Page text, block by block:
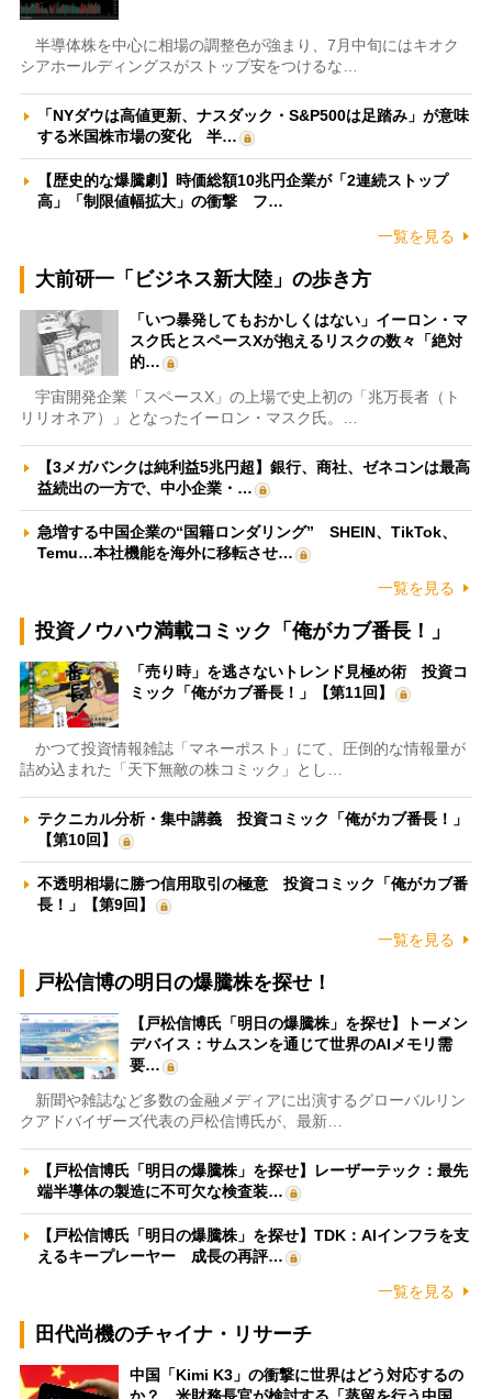
半導体株を中心に相場の調整色が強まり、7月中旬にはキオク
シアホールディングスがストップ安をつけるな…
「NYダウは高値更新、ナスダック・S&P500は足踏み」が意味
する米国株市場の変化 半…
【歴史的な爆騰劇】時価総額10兆円企業が「2連続ストップ
高」「制限値幅拡大」の衝撃 フ…
一覧を見る
大前研一「ビジネス新大陸」の歩き方
「いつ暴発してもおかしくはない」イーロン・マ
スク氏とスペースXが抱えるリスクの数々「絶対
的…
宇宙開発企業「スペースX」の上場で史上初の「兆万長者（ト
リリオネア）」となったイーロン・マスク氏。…
【3メガバンクは純利益5兆円超】銀行、商社、ゼネコンは最高
益続出の一方で、中小企業・…
急増する中国企業の“国籍ロンダリング” SHEIN、TikTok、
Temu…本社機能を海外に移転させ…
一覧を見る
投資ノウハウ満載コミック「俺がカブ番長！」
「売り時」を逃さないトレンド見極め術 投資コ
ミック「俺がカブ番長！」【第11回】
かつて投資情報雑誌「マネーポスト」にて、圧倒的な情報量が
詰め込まれた「天下無敵の株コミック」とし…
テクニカル分析・集中講義 投資コミック「俺がカブ番長！」
【第10回】
不透明相場に勝つ信用取引の極意 投資コミック「俺がカブ番
長！」【第9回】
一覧を見る
戸松信博の明日の爆騰株を探せ！
【戸松信博氏「明日の爆騰株」を探せ】トーメン
デバイス：サムスンを通じて世界のAIメモリ需
要…
新聞や雑誌など多数の金融メディアに出演するグローバルリン
クアドバイザーズ代表の戸松信博氏が、最新…
【戸松信博氏「明日の爆騰株」を探せ】レーザーテック：最先
端半導体の製造に不可欠な検査装…
【戸松信博氏「明日の爆騰株」を探せ】TDK：AIインフラを支
えるキープレーヤー 成長の再評…
一覧を見る
田代尚機のチャイナ・リサーチ
中国「Kimi K3」の衝撃に世界はどう対応するの
か？ 米財務長官が検討する「蒸留を行う中国